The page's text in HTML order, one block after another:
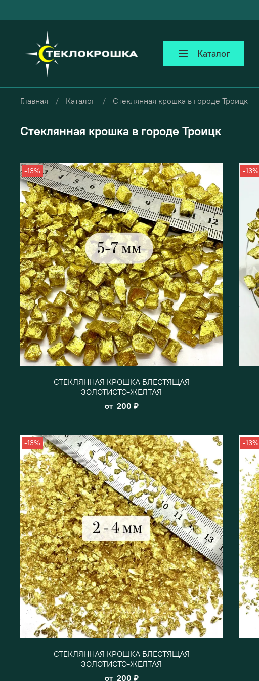
Каталог
Главная Каталог Стеклянная крошка в городе Троицк
Стеклянная крошка в городе Троицк
-13%
СТЕКЛЯННАЯ КРОШКА БЛЕСТЯЩАЯ
ЗОЛОТИСТО-ЖЕЛТАЯ
от 200 ₽
-13%
-13%
СТЕКЛЯННАЯ КРОШКА БЛЕСТЯЩАЯ
ЗОЛОТИСТО-ЖЕЛТАЯ
от 200 ₽
-13%